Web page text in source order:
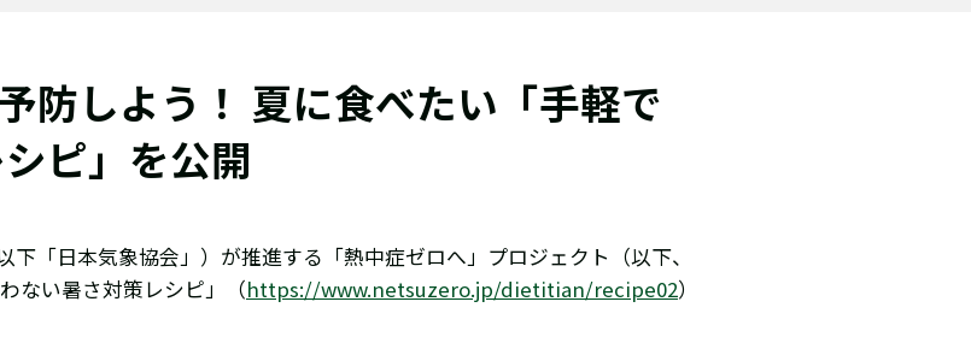
防しよう！ 夏に食べたい「手軽で
ピ」を公開
「日本気象協会」）が推進する「熱中症ゼロへ」プロジェクト（以下、
ない暑さ対策レシピ」（https://www.netsuzero.jp/dietitian/recipe02）